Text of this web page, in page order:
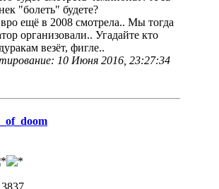
"болеть" будете?
ещё в 2008 смотрела.. Мы тогда
организовали.. Угадайте кто
везёт, фигле..
10 Июня 2016, 23:27:34